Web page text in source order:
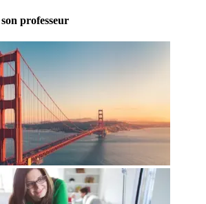
professeur